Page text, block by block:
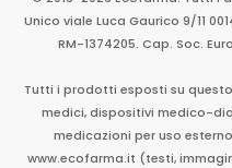
Unico viale Luca Gaurico 9/11
RM-1374205. Cap. Soc.
Tutti i prodotti esposti su
medici, dispositivi medico-
medicazioni per uso
www.ecofarma.it (testi,